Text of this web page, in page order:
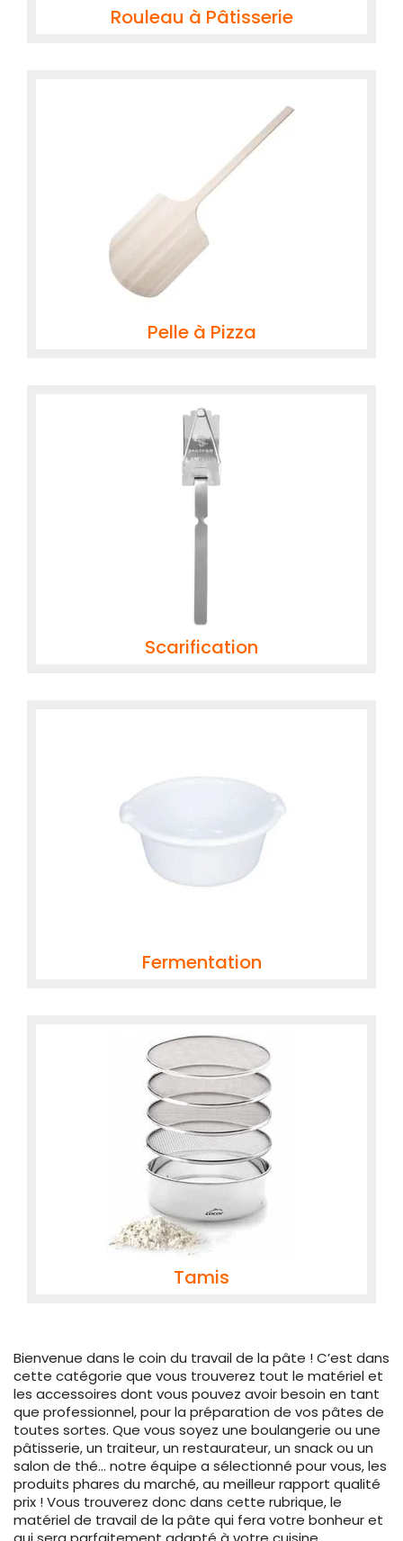
Rouleau à Pâtisserie
Pelle à Pizza
Scarification
Fermentation
Tamis
Bienvenue dans le coin du travail de la pâte ! C’est dans
cette catégorie que vous trouverez tout le matériel et
les accessoires dont vous pouvez avoir besoin en tant
que professionnel, pour la préparation de vos pâtes de
toutes sortes. Que vous soyez une boulangerie ou une
pâtisserie, un traiteur, un restaurateur, un snack ou un
salon de thé… notre équipe a sélectionné pour vous, les
produits phares du marché, au meilleur rapport qualité
prix ! Vous trouverez donc dans cette rubrique, le
matériel de travail de la pâte qui fera votre bonheur et